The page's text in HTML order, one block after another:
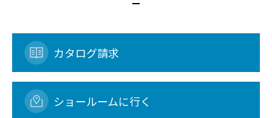
カタログ請求
ショールームに行く